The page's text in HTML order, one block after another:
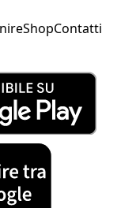
ShopContatti